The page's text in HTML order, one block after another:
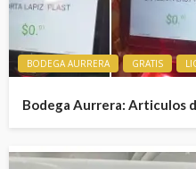
BODEGA AURRERA GRATIS
Bodega Aurrera: Articulos